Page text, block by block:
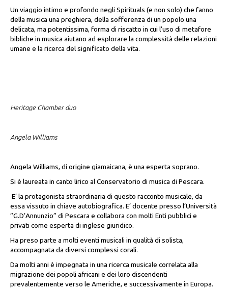
Un viaggio intimo e profondo negli Spirituals (e non solo) che fanno
della musica una preghiera, della sofferenza di un popolo una
delicata, ma potentissima, forma di riscatto in cui l'uso di metafore
bibliche in musica aiutano ad esplorare la complessità delle relazioni
umane e la ricerca del significato della vita.
Heritage Chamber duo
Angela Williams
Angela Williams, di origine giamaicana, è una esperta soprano.
Si è laureata in canto lirico al Conservatorio di musica di Pescara.
E’ la protagonista straordinaria di questo racconto musicale, da
essa vissuto in chiave autobiografica. E’ docente presso l’Università
“G.D’Annunzio” di Pescara e collabora con molti Enti pubblici e
privati come esperta di inglese giuridico.
Ha preso parte a molti eventi musicali in qualità di solista,
accompagnata da diversi complessi corali.
Da molti anni è impegnata in una ricerca musicale correlata alla
migrazione dei popoli africani e dei loro discendenti
prevalentemente verso le Americhe, e successivamente in Europa.